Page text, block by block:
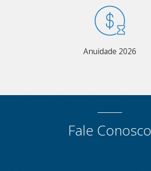
Anuidade 2026
Fale Conosco